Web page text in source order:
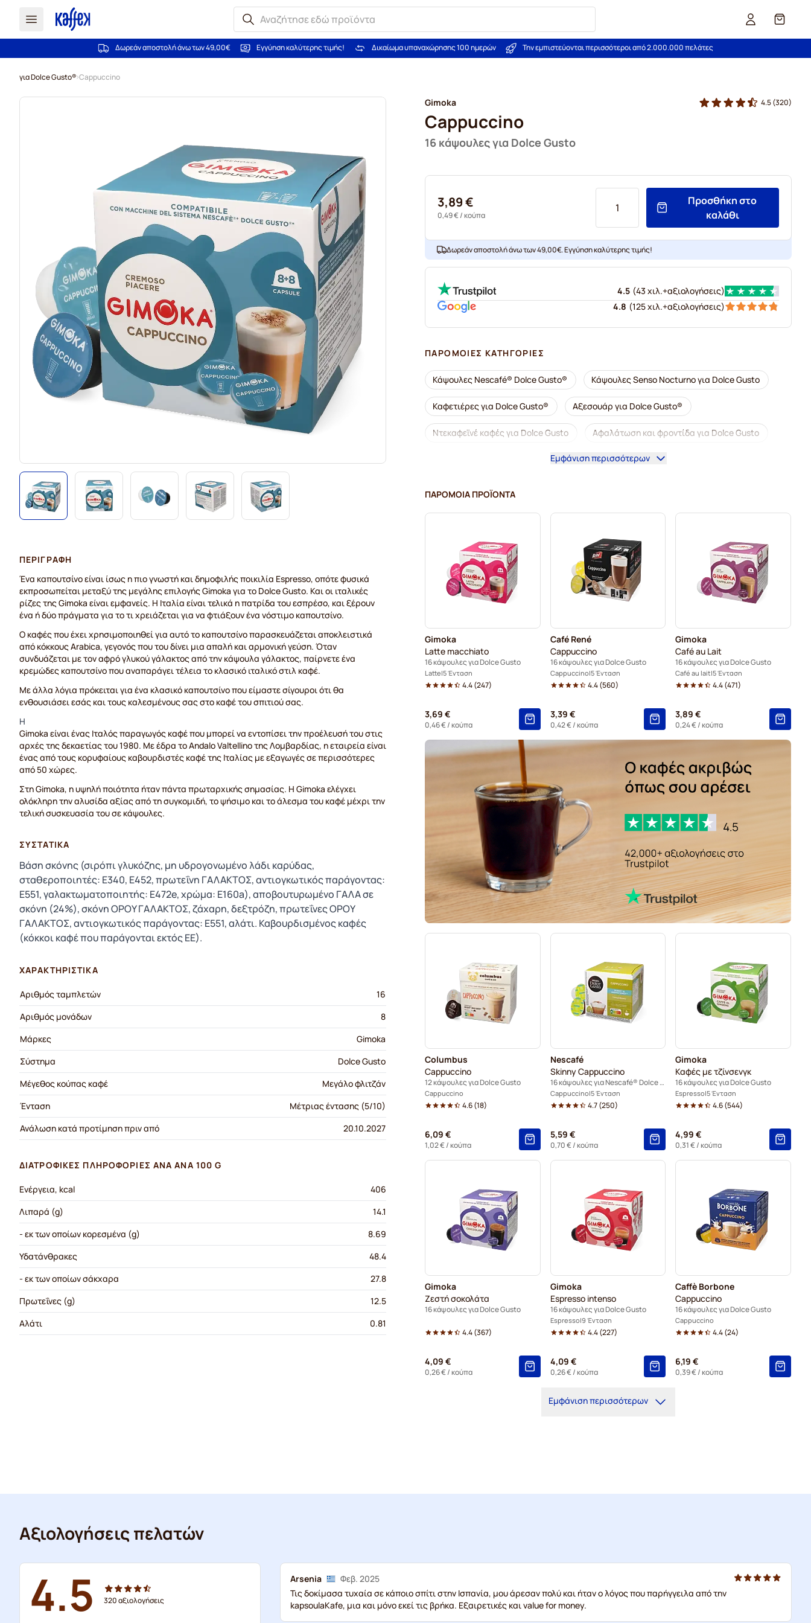
Καλάθι
Δωρεάν αποστολή άνω των 49,00€ Εγγύηση καλύτερης τιμής! Δικαίωμα υπαναχώρησης 100 ημερών Την εμπιστεύονται περισσότεροι από 2.000.000 πελάτες
για Dolce Gusto® Cappuccino
Gimoka
Cappuccino
16 κάψουλες για Dolce Gusto
4.5(320)
3,89 €
0,49 €/ κούπα
Προσθήκη στο
καλάθι
Δωρεάν αποστολή άνω των 49,00€. Εγγύηση καλύτερης τιμής!
4.5 (43 χιλ.+αξιολογήσεις)
4.8 (125 χιλ.+αξιολογήσεις)
ΠΑΡΌΜΟΙΕΣ ΚΑΤΗΓΟΡΊΕΣ
Κάψουλες Nescafé® Dolce Gusto® Κάψουλες Senso Nocturno για Dolce Gusto
Καφετιέρες για Dolce Gusto® Αξεσουάρ για Dolce Gusto®
Ντεκαφεϊνέ καφές για Dolce Gusto Αφαλάτωση και φροντίδα για Dolce Gusto
Κάψουλες καφέ Segafredo για Dolce Gusto
Κάψουλες για Dolce Gusto® Κάψουλες Gimoka για Dolce Gusto
για Dolce Gusto® Κάψουλες Starbucks® για Dolce Gusto
Κάψουλες Kaffekapslen για Dolce Gusto
Κάψουλες grande καφέ Starbucks® για Dolce Gusto
Εμφάνιση περισσότερων
ΠΑΡΌΜΟΙΑ ΠΡΟΪΌΝΤΑ
Gimoka
Latte macchiato
16 κάψουλες για Dolce Gusto
Latte 5 Ένταση
4.4(247)
3,69 €
0,46 €/ κούπα
Café René
Cappuccino
16 κάψουλες για Dolce Gusto
Cappuccino 5 Ένταση
4.4(560)
3,39 €
0,42 €/ κούπα
Gimoka
Café au Lait
16 κάψουλες για Dolce Gusto
Café au lait 5 Ένταση
4.4(471)
3,89 €
0,24 €/ κούπα
Columbus
Cappuccino
12 κάψουλες για Dolce Gusto
Cappuccino
4.6(18)
6,09 €
1,02 €/ κούπα
Nescafé
Skinny Cappuccino
16 κάψουλες για Nescafé® Dolce Gusto
Cappuccino 5 Ένταση
4.7(250)
5,59 €
0,70 €/ κούπα
Gimoka
Καφές με τζίνσενγκ
16 κάψουλες για Dolce Gusto
Espresso 5 Ένταση
4.6(544)
4,99 €
0,31 €/ κούπα
Gimoka
Ζεστή σοκολάτα
16 κάψουλες για Dolce Gusto
4.4(367)
4,09 €
0,26 €/ κούπα
Gimoka
Espresso intenso
16 κάψουλες για Dolce Gusto
Espresso 9 Ένταση
4.4(227)
4,09 €
0,26 €/ κούπα
Caffè Borbone
Cappuccino
16 κάψουλες για Dolce Gusto
Cappuccino
4.4(24)
6,19 €
0,39 €/ κούπα
Εμφάνιση περισσότερων
ΠΕΡΙΓΡΑΦΉ
Ένα καπουτσίνο είναι ίσως η πιο γνωστή και δημοφιλής ποικιλία Espresso, οπότε φυσικά
εκπροσωπείται μεταξύ της μεγάλης επιλογής Gimoka για το Dolce Gusto. Και οι ιταλικές
ρίζες της Gimoka είναι εμφανείς. Η Ιταλία είναι τελικά η πατρίδα του εσπρέσο, και ξέρουν
ένα ή δύο πράγματα για το τι χρειάζεται για να φτιάξουν ένα νόστιμο καπουτσίνο.
Ο καφές που έχει χρησιμοποιηθεί για αυτό το καπουτσίνο παρασκευάζεται αποκλειστικά
από κόκκους Arabica, γεγονός που του δίνει μια απαλή και αρμονική γεύση. Όταν
συνδυάζεται με τον αφρό γλυκού γάλακτος από την κάψουλα γάλακτος, παίρνετε ένα
κρεμώδες καπουτσίνο που αναπαράγει τέλεια το κλασικό ιταλικό στιλ καφέ.
Με άλλα λόγια πρόκειται για ένα κλασικό καπουτσίνο που είμαστε σίγουροι ότι θα
ενθουσιάσει εσάς και τους καλεσμένους σας στο καφέ του σπιτιού σας.
Η
Gimoka είναι ένας Ιταλός παραγωγός καφέ που μπορεί να εντοπίσει την προέλευσή του στις
αρχές της δεκαετίας του 1980. Με έδρα το Andalo Valtellino της Λομβαρδίας, η εταιρεία είναι
ένας από τους κορυφαίους καβουρδιστές καφέ της Ιταλίας με εξαγωγές σε περισσότερες
από 50 χώρες.
Στη Gimoka, η υψηλή ποιότητα ήταν πάντα πρωταρχικής σημασίας. Η Gimoka ελέγχει
ολόκληρη την αλυσίδα αξίας από τη συγκομιδή, το ψήσιμο και το άλεσμα του καφέ μέχρι την
τελική συσκευασία του σε κάψουλες.
ΣΥΣΤΑΤΙΚΆ
Βάση σκόνης (σιρόπι γλυκόζης, μη υδρογονωμένο λάδι καρύδας,
σταθεροποιητές: E340, E452, πρωτεΐνη ΓΑΛΑΚΤΟΣ, αντιογκωτικός παράγοντας:
E551, γαλακτωματοποιητής: E472e, χρώμα: E160a), αποβουτυρωμένο ΓΑΛΑ σε
σκόνη (24%), σκόνη ΟΡΟΥ ΓΑΛΑΚΤΟΣ, ζάχαρη, δεξτρόζη, πρωτεΐνες ΟΡΟΥ
ΓΑΛΑΚΤΟΣ, αντιογκωτικός παράγοντας: E551, αλάτι. Καβουρδισμένος καφές
(κόκκοι καφέ που παράγονται εκτός ΕΕ).
ΧΑΡΑΚΤΗΡΙΣΤΙΚΆ
Αριθμός ταμπλετών
16
Αριθμός μονάδων
8
Μάρκες
Gimoka
Σύστημα
Dolce Gusto
Μέγεθος κούπας καφέ
Μεγάλο φλιτζάν
Ένταση
Μέτριας έντασης (5/10)
Ανάλωση κατά προτίμηση πριν από
20.10.2027
ΔΙΑΤΡΟΦΙΚΈΣ ΠΛΗΡΟΦΟΡΊΕΣ ΑΝΆ ΑΝΆ 100 G
Ενέργεια, kcal
406
Λιπαρά (g)
14.1
- εκ των οποίων κορεσμένα (g)
8.69
Υδατάνθρακες
48.4
- εκ των οποίων σάκχαρα
27.8
Πρωτεΐνες (g)
12.5
Αλάτι
0.81
Αξιολογήσεις πελατών
4.5 320αξιολογήσεις
Arsenia
Φεβ. 2025
Τις δοκίμασα τυχαία σε κάποιο σπίτι στην Ισπανία, μου άρεσαν πολύ και ήταν ο λόγος που παρήγγειλα από την
kapsoulaKafe, μια και μόνο εκεί τις βρήκα. Εξαιρετικές και value for money.